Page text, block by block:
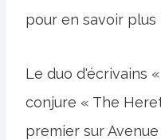
pour en savoir plus
Le duo d'écrivains
conjure « The
premier sur Avenue